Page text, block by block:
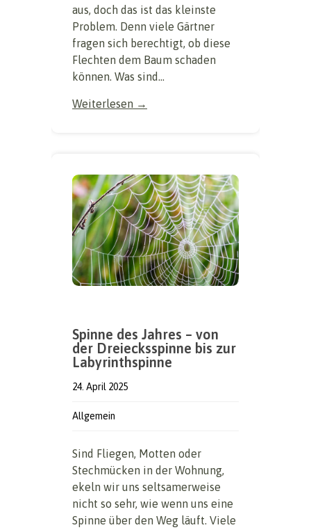
aus, doch das ist das kleinste
Problem. Denn viele Gärtner
fragen sich berechtigt, ob diese
Flechten dem Baum schaden
können. Was sind...
Weiterlesen →
Spinne des Jahres – von
der Dreiecksspinne bis zur
Labyrinthspinne
24. April 2025
Allgemein
Sind Fliegen, Motten oder
Stechmücken in der Wohnung,
ekeln wir uns seltsamerweise
nicht so sehr, wie wenn uns eine
Spinne über den Weg läuft. Viele